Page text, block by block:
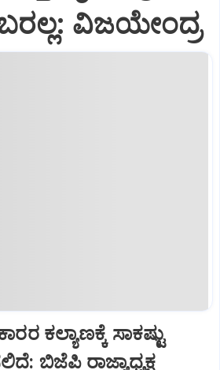
ವಿಜಯೇಂದ್ರ
ಕಲ್ಯಾಣಕ್ಕೆ ಸಾಕಷ್ಟು
ಬಿಜೆಪಿ ರಾಜ್ಯಾಧ್ಯಕ್ಷ